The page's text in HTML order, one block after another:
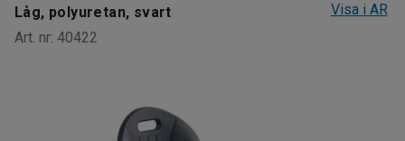
Låg, polyuretan, svart
Art. nr: 40422
Visa i AR